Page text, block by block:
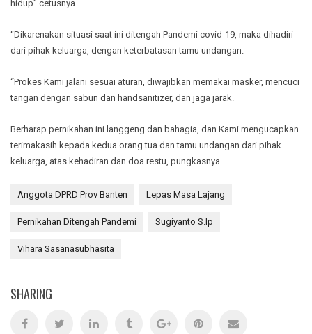
hidup” cetusnya.
“Dikarenakan situasi saat ini ditengah Pandemi covid-19, maka dihadiri
dari pihak keluarga, dengan keterbatasan tamu undangan.
“Prokes Kami jalani sesuai aturan, diwajibkan memakai masker, mencuci
tangan dengan sabun dan handsanitizer, dan jaga jarak.
Berharap pernikahan ini langgeng dan bahagia, dan Kami mengucapkan
terimakasih kepada kedua orang tua dan tamu undangan dari pihak
keluarga, atas kehadiran dan doa restu, pungkasnya.
Anggota DPRD Prov Banten Lepas Masa Lajang
Pernikahan Ditengah Pandemi Sugiyanto S.Ip
Vihara Sasanasubhasita
SHARING